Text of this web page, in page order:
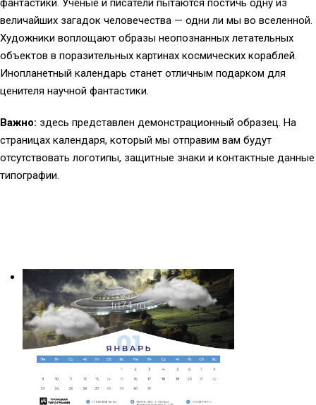
фантастики. Учёные и писатели пытаются постичь одну из
величайших загадок человечества — одни ли мы во вселенной.
Художники воплощают образы неопознанных летательных
объектов в поразительных картинах космических кораблей.
Инопланетный календарь станет отличным подарком для
ценителя научной фантастики.
Важно: здесь представлен демонстрационный образец. На
страницах календаря, который мы отправим вам будут
отсутствовать логотипы, защитные знаки и контактные данные
типографии.